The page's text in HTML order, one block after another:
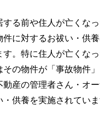
する前や住人が亡くな
件に対するお祓い・供
。特に住人が亡くなっ
その物件が「事故物件
動産の管理者さん・オ
供養を実施されていま